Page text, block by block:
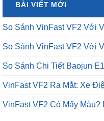
BÀI VIẾT MỚI
So Sánh VinFast VF2 Với
So Sánh VinFast VF2 Với
So Sánh Chi Tiết Baojun
VinFast VF2 Ra Mắt: Xe
VinFast VF2 Có Mấy